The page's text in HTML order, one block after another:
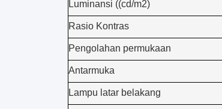
Luminansi ((cd/m2)
Rasio Kontras
Pengolahan permukaan
Antarmuka
Lampu latar belakang